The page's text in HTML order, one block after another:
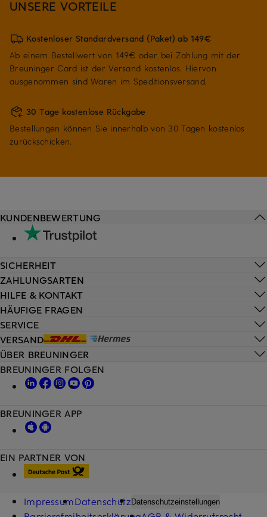
UNSERE VORTEILE
Kostenloser Standardversand (Paket) ab 149€
Ab einem Bestellwert von 149€ oder bei Zahlung mit der
Breuninger Card ist der Versand kostenlos. Hiervon
ausgenommen sind Waren im Speditionsversand.
30 Tage kostenlose Rückgabe
Bestellungen können Sie innerhalb von 30 Tagen kostenlos
zurückschicken.
HILFE & KONTAKT
HÄUFIGE FRAGEN
SERVICE
VERSAND
KUNDENBEWERTUNG
SICHERHEIT
ZAHLUNGSARTEN
ÜBER BREUNINGER
EIN PARTNER VON
BREUNINGER FOLGEN
BREUNINGER APP
ImpressumDatenschutzDatenschutzeinstellungen